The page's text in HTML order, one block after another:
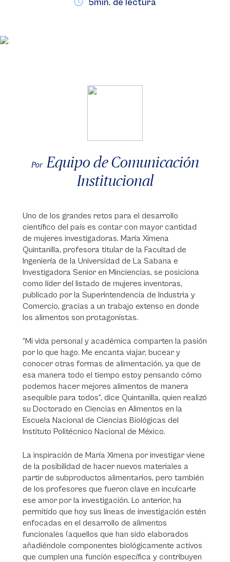
5min. de lectura
Por Equipo de Comunicación
Institucional
Uno de los grandes retos para el desarrollo
científico del país es contar con mayor cantidad
de mujeres investigadoras. María Ximena
Quintanilla, profesora titular de la Facultad de
Ingeniería de la Universidad de La Sabana e
Investigadora Senior en Minciencias, se posiciona
como líder del listado de mujeres inventoras,
publicado por la Superintendencia de Industria y
Comercio, gracias a un trabajo extenso en donde
los alimentos son protagonistas.
“Mi vida personal y académica comparten la pasión
por lo que hago. Me encanta viajar, bucear y
conocer otras formas de alimentación, ya que de
esa manera todo el tiempo estoy pensando cómo
podemos hacer mejores alimentos de manera
asequible para todos”, dice Quintanilla, quien realizó
su Doctorado en Ciencias en Alimentos en la
Escuela Nacional de Ciencias Biológicas del
Instituto Politécnico Nacional de México.
La inspiración de María Ximena por investigar viene
de la posibilidad de hacer nuevos materiales a
partir de subproductos alimentarios, pero también
de los profesores que fueron clave en inculcarle
ese amor por la investigación. Lo anterior, ha
permitido que hoy sus líneas de investigación estén
enfocadas en el desarrollo de alimentos
funcionales (aquellos que han sido elaborados
añadiéndole componentes biológicamente activos
que cumplen una función específica y contribuyen